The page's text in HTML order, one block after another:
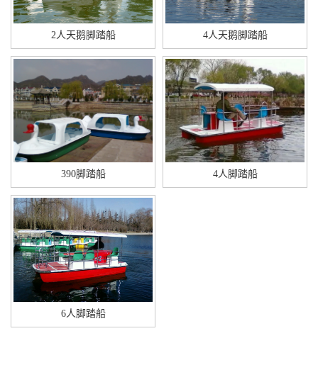
2人天鹅脚踏船 4人天鹅脚踏船
390脚踏船 4人脚踏船
6人脚踏船